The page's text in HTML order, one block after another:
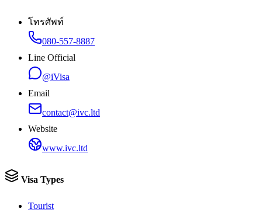
โทรศัพท์
080-557-8887
Line Official
@iVisa
Email
contact@ivc.ltd
Website
www.ivc.ltd
Visa Types
Tourist